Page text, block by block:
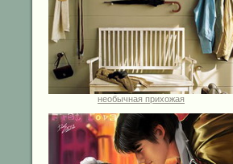
необычная прихожая